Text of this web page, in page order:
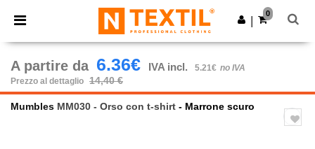
× App Ntextil
Prezzi migliori sull'app!
Scarica app
0
A partire da 6.36€ IVA incl. 5.21€ no IVA
Prezzo al dettaglio 14,40 €
Mumbles MM030 - Orso con t-shirt - Marrone scuro